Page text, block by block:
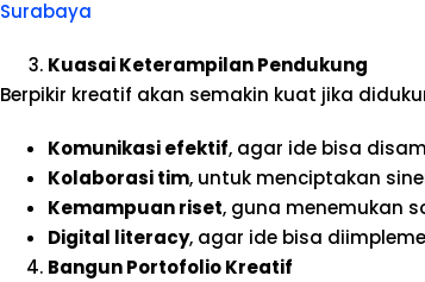
Surabaya
Kuasai Keterampilan Pendukung
Berpikir kreatif akan semakin kuat jika
Komunikasi efektif, agar ide bisa
Kolaborasi tim, untuk menciptakan
Kemampuan riset, guna menemukan
Digital literacy, agar ide bisa
Bangun Portofolio Kreatif